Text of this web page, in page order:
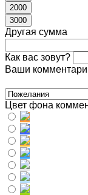
2000
3000
Другая сумма
Как вас зовут?
Ваши
Цвет фона